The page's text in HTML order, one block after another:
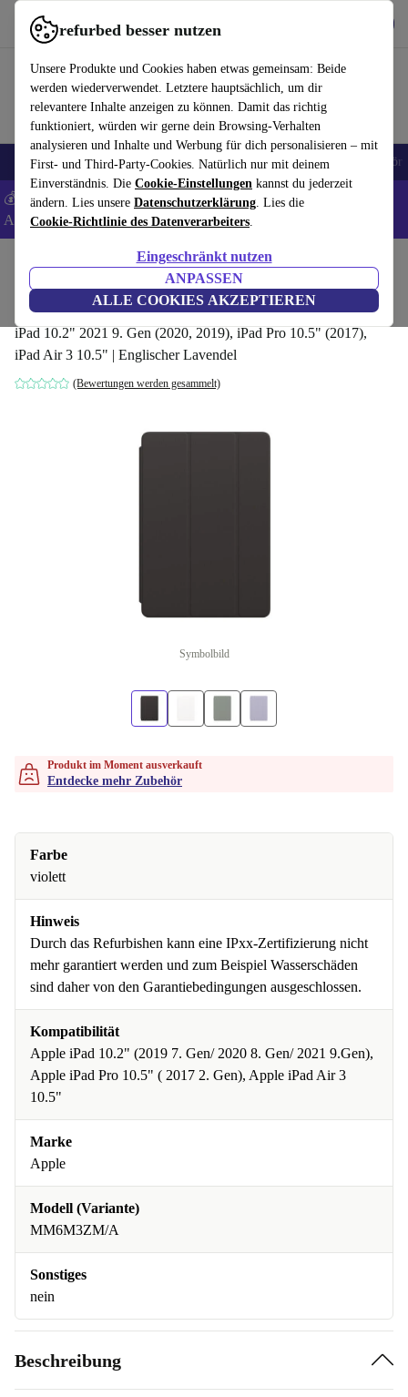
refurbed besser nutzen
Unsere Produkte und Cookies haben etwas gemeinsam: Beide
werden wiederverwendet. Letztere hauptsächlich, um dir
relevantere Inhalte anzeigen zu können. Damit das richtig
funktioniert, würden wir gerne dein Browsing-Verhalten
analysieren und Inhalte und Werbung für dich personalisieren – mit
First- und Third-Party-Cookies. Natürlich nur mit deinem
Einverständnis. Die Cookie-Einstellungen kannst du jederzeit
ändern. Lies unsere Datenschutzerklärung. Lies die
Cookie-Richtlinie des Datenverarbeiters.
Eingeschränkt nutzen
ANPASSEN
ALLE COOKIES AKZEPTIEREN
refurbed schnell und einfach nutzen
🎒 Back to school Handys Laptops Tablets Smartwatches Zubehör
💰 Extra -8% auf Samsung- und Google-Smartphones - Code:
ANDROID8 -AGB
Zubehör
Apple Smart Cover MM6M3ZM/A
iPad 10.2" 2021 9. Gen (2020, 2019), iPad Pro 10.5" (2017),
iPad Air 3 10.5" | Englischer Lavendel
(Bewertungen werden gesammelt)
Symbolbild
Produkt im Moment ausverkauft
Entdecke mehr Zubehör
Farbe
violett
Hinweis
Durch das Refurbishen kann eine IPxx-Zertifizierung nicht
mehr garantiert werden und zum Beispiel Wasserschäden
sind daher von den Garantiebedingungen ausgeschlossen.
Kompatibilität
Apple iPad 10.2" (2019 7. Gen/ 2020 8. Gen/ 2021 9.Gen),
Apple iPad Pro 10.5" ( 2017 2. Gen), Apple iPad Air 3
10.5"
Marke
Apple
Modell (Variante)
MM6M3ZM/A
Sonstiges
nein
Beschreibung